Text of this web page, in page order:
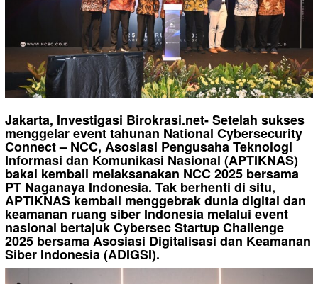
Jakarta, Investigasi Birokrasi.net- Setelah sukses
menggelar event tahunan National Cybersecurity
Connect – NCC, Asosiasi Pengusaha Teknologi
Informasi dan Komunikasi Nasional (APTIKNAS)
bakal kembali melaksanakan NCC 2025 bersama
PT Naganaya Indonesia. Tak berhenti di situ,
APTIKNAS kembali menggebrak dunia digital dan
keamanan ruang siber Indonesia melalui event
nasional bertajuk Cybersec Startup Challenge
2025 bersama Asosiasi Digitalisasi dan Keamanan
Siber Indonesia (ADIGSI).